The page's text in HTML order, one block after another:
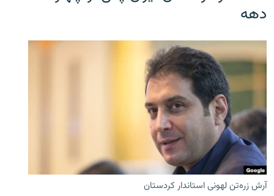
دهه
آرش زره‌تن لهونی استاندار کردستان